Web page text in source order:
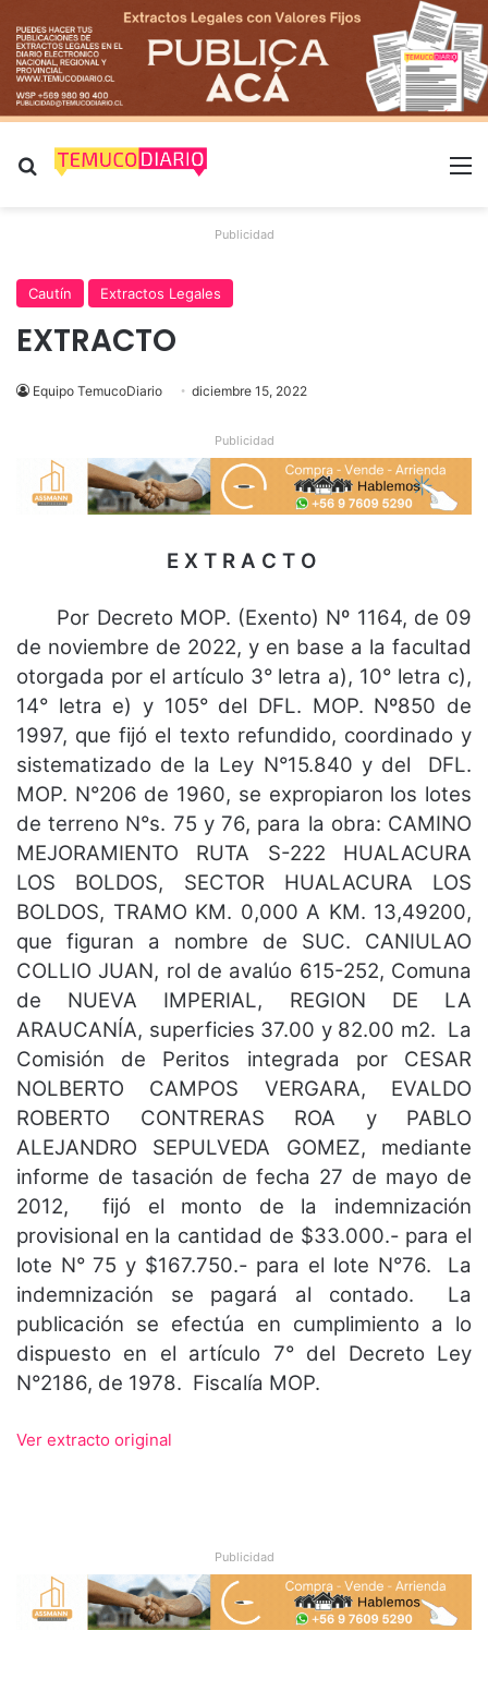
Buscar por
Publicidad
Cautín Extractos Legales
EXTRACTO
Equipo TemucoDiario diciembre 15, 2022
Publicidad
E X T R A C T O
Por Decreto MOP. (Exento) Nº 1164, de 09
de noviembre de 2022, y en base a la facultad
otorgada por el artículo 3° letra a), 10° letra c),
14° letra e) y 105° del DFL. MOP. Nº850 de
1997, que fijó el texto refundido, coordinado y
sistematizado de la Ley N°15.840 y del DFL.
MOP. N°206 de 1960, se expropiaron los lotes
de terreno N°s. 75 y 76, para la obra: CAMINO
MEJORAMIENTO RUTA S-222 HUALACURA
LOS BOLDOS, SECTOR HUALACURA LOS
BOLDOS, TRAMO KM. 0,000 A KM. 13,49200,
que figuran a nombre de SUC. CANIULAO
COLLIO JUAN, rol de avalúo 615-252, Comuna
de NUEVA IMPERIAL, REGION DE LA
ARAUCANÍA, superficies 37.00 y 82.00 m2. La
Comisión de Peritos integrada por CESAR
NOLBERTO CAMPOS VERGARA, EVALDO
ROBERTO CONTRERAS ROA y PABLO
ALEJANDRO SEPULVEDA GOMEZ, mediante
informe de tasación de fecha 27 de mayo de
2012, fijó el monto de la indemnización
provisional en la cantidad de $33.000.- para el
lote N° 75 y $167.750.- para el lote N°76. La
indemnización se pagará al contado. La
publicación se efectúa en cumplimiento a lo
dispuesto en el artículo 7° del Decreto Ley
N°2186, de 1978. Fiscalía MOP.
Ver extracto original
Publicidad